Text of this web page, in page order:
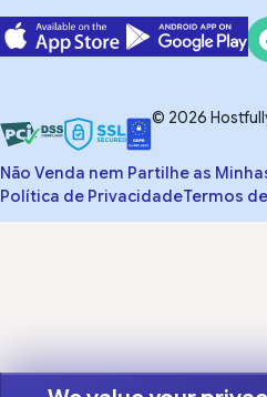
© 2026
Não Venda nem Partilhe as
Política de PrivacidadeTermos